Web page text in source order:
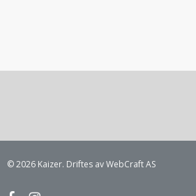
© 2026 Kaizer. Driftes av WebCraft AS